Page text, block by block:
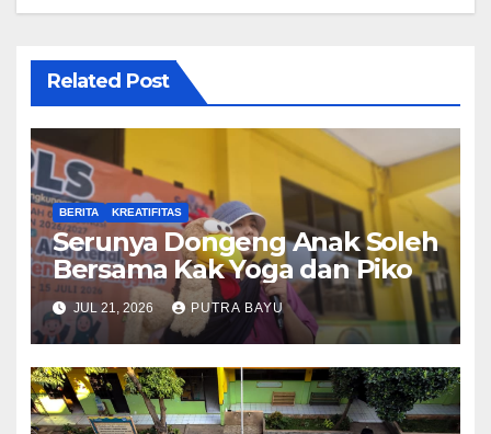
Related Post
BERITA KREATIFITAS
Serunya Dongeng Anak Soleh
Bersama Kak Yoga dan Piko
JUL 21, 2026 PUTRA BAYU